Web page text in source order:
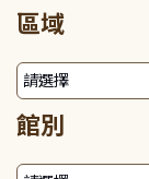
區域
館別